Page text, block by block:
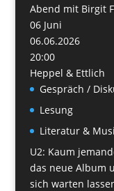
Abend mit Birgit
06 Juni
06.06.2026
20:00
Heppel & Ettlich
Gespräch /
Lesung
Literatur &
U2: Kaum
das neue Album
sich warten